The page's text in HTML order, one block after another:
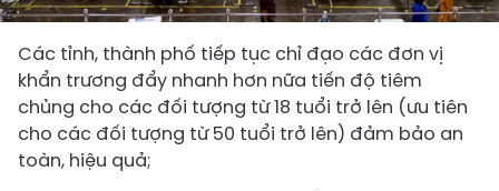
Các tỉnh, thành phố tiếp tục chỉ đạo các đơn vị
khẩn trương đẩy nhanh hơn nữa tiến độ tiêm
chủng cho các đối tượng từ 18 tuổi trở lên (ưu tiên
cho các đối tượng từ 50 tuổi trở lên) đảm bảo an
toàn, hiệu quả;